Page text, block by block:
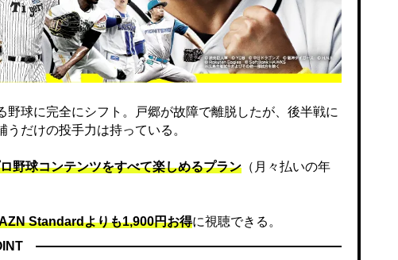
球に完全にシフト。戸郷が故障で離脱したが、後半戦に
だけの投手力は持っている。
野球コンテンツをすべて楽しめるプラン （月々払いの年
Standard​よりも1,900円お得に視聴できる。